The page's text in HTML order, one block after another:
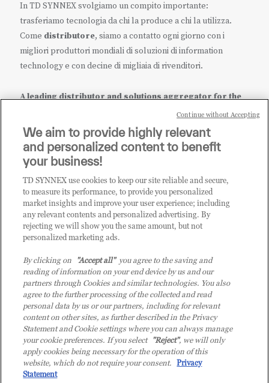
In TD SYNNEX svolgiamo un compito importante:
trasferiamo tecnologia da chi la produce a chi la utilizza.
Come distributore, siamo a contatto ogni giorno con i
migliori produttori mondiali di soluzioni di information
technology e con decine di migliaia di rivenditori.
A leading distributor and solutions aggregator for the
it.tdsynnex.com|eu.tdsynnex.com|tdsynnex.com
CATEGORIE
Categorie
© 2026 TD SYNNEX Italy S.r.l. - Sede legale: via Luigi Russolo 9, 20138
Milano (MI) - Numero di iscrizione al Registro delle Imprese di Milano e
Codice Fiscale: 07092780159 - P.IVA: 07092780159 - Eur 12.569.000,00 i.v -
TD SYNNEX e TD SYNNEX logo sono marchi registrati di TD SYNNEX
Corporation negli Stati Uniti e in altri Paesi. Società a socio unico soggetta
We aim to provide highly relevant
and personalized content to benefit
your business!
TD SYNNEX use cookies to keep our site reliable and secure,
to measure its performance, to provide you personalized
market insights and improve your user experience; including
any relevant contents and personalized advertising. By
rejecting we will show you the same amount, but not
personalized marketing ads.
By clicking on "Accept all"you agree to the saving and
reading of information on your end device by us and our
partners through Cookies and similar technologies. You also
agree to the further processing of the collected and read
personal data by us or our partners, including for relevant
content on other sites, as further described in the Privacy
Statement and Cookie settings where you can always manage
your cookie preferences. If you select "Reject", we will only
apply cookies being necessary for the operation of this
website, which do not require your consent. Privacy
Statement
Continue without Accepting